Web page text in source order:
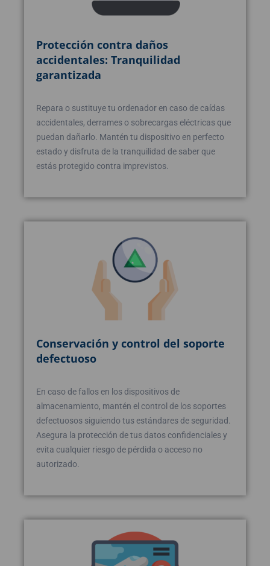
Protección contra daños
accidentales: Tranquilidad
garantizada
Repara o sustituye tu ordenador en caso de caídas
accidentales, derrames o sobrecargas eléctricas que
puedan dañarlo. Mantén tu dispositivo en perfecto
estado y disfruta de la tranquilidad de saber que
estás protegido contra imprevistos.
Conservación y control del soporte
defectuoso
En caso de fallos en los dispositivos de
almacenamiento, mantén el control de los soportes
defectuosos siguiendo tus estándares de seguridad.
Asegura la protección de tus datos confidenciales y
evita cualquier riesgo de pérdida o acceso no
autorizado.